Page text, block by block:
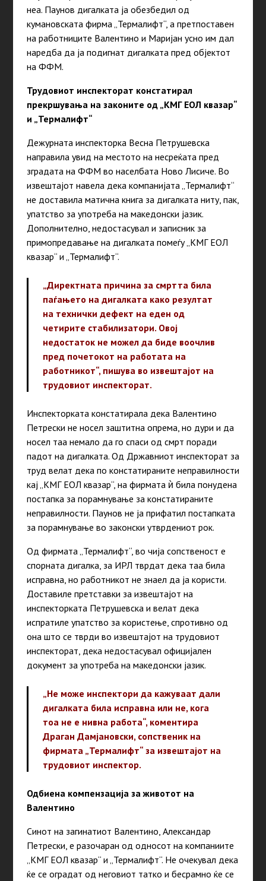
неа. Паунов дигалката ја обезбедил од
кумановската фирма „Термалифт“, а претпоставен
на работниците Валентино и Маријан усно им дал
наредба да ја подигнат дигалката пред објектот
на ФФМ.
Трудовиот инспекторат констатирал
прекршувања на законите од „КМГ ЕОЛ квазар“
и „Термалифт“
Дежурната инспекторка Весна Петрушевска
направила увид на местото на несреќата пред
зградата на ФФМ во населбата Ново Лисиче. Во
извештајот навела дека компанијата „Термалифт“
не доставила матична книга за дигалката ниту, пак,
упатство за употреба на македонски јазик.
Дополнително, недостасувал и записник за
примопредавање на дигалката помеѓу „КМГ ЕОЛ
квазар“ и „Термалифт“.
„Директната причина за смртта била
паѓањето на дигалката како резултат
на технички дефект на еден од
четирите стабилизатори. Овој
недостаток не можел да биде воочлив
пред почетокот на работата на
работникот“, пишува во извештајот на
трудовиот инспекторат.
Инспекторката констатирала дека Валентино
Петрески не носел заштитна опрема, но дури и да
носел таа немало да го спаси од смрт поради
падот на дигалката. Од Државниот инспекторат за
труд велат дека по констатираните неправилности
кај „КМГ ЕОЛ квазар“, на фирмата ѝ била понудена
постапка за порамнување за констатираните
неправилности. Паунов не ја прифатил постапката
за порамнување во законски утврдениот рок.
Од фирмата „Термалифт“, во чија сопственост е
спорната дигалка, за ИРЛ тврдат дека таа била
исправна, но работникот не знаел да ја користи.
Доставиле претставки за извештајот на
инспекторката Петрушевска и велат дека
испратиле упатство за користење, спротивно од
она што се тврди во извештајот на трудовиот
инспекторат, дека недостасувал официјален
документ за употреба на македонски јазик.
„Не може инспектори да кажуваат дали
дигалката била исправна или не, кога
тоа не е нивна работа“, коментира
Драган Дамјановски, сопственик на
фирмата „Термалифт“ за извештајот на
трудовиот инспектор.
Одбиена компензација за животот на
Валентино
Синот на загинатиот Валентино, Александар
Петрески, е разочаран од односот на компаниите
„КМГ ЕОЛ квазар“ и „Термалифт“. Не очекувал дека
ќе се оградат од неговиот татко и бесрамно ќе се